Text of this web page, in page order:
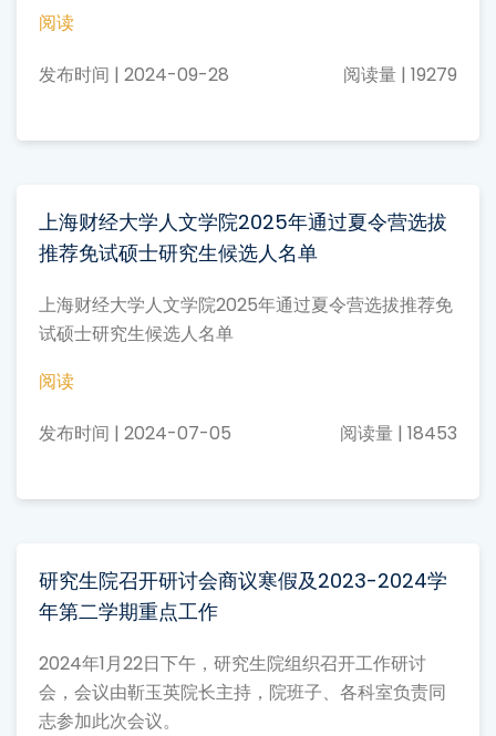
阅读
发布时间 | 2024-09-28 阅读量 | 19279
上海财经大学人文学院2025年通过夏令营选拔
推荐免试硕士研究生候选人名单
上海财经大学人文学院2025年通过夏令营选拔推荐免
试硕士研究生候选人名单
阅读
发布时间 | 2024-07-05 阅读量 | 18453
研究生院召开研讨会商议寒假及2023-2024学
年第二学期重点工作
2024年1月22日下午，研究生院组织召开工作研讨
会，会议由靳玉英院长主持，院班子、各科室负责同
志参加此次会议。